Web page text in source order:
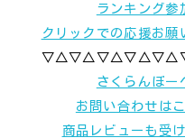
ランキング参
クリックでの応援お願
さくらんぼー
お問い合わせは
商品レビューも受